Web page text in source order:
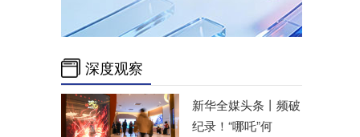
深度观察
新华全媒头条丨 频破
纪录！“哪吒”何